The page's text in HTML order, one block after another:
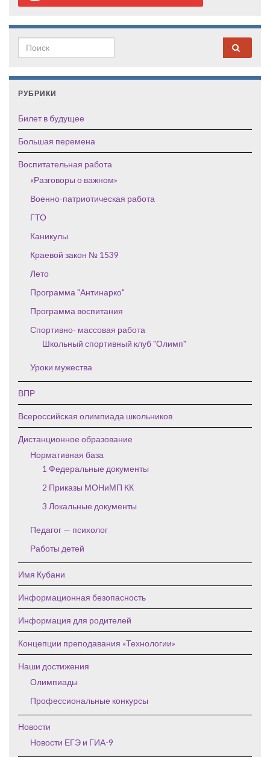
Search for:
РУБРИКИ
Билет в будущее
Большая перемена
Воспитательная работа
«Разговоры о важном»
Военно-патриотическая работа
ГТО
Каникулы
Краевой закон № 1539
Лето
Программа "Антинарко"
Программа воспитания
Спортивно- массовая работа
Школьный спортивный клуб "Олимп"
Уроки мужества
ВПР
Всероссийская олимпиада школьников
Дистанционное образование
Нормативная база
1 Федеральные документы
2 Приказы МОНиМП КК
3 Локальные документы
Педагог — психолог
Работы детей
Имя Кубани
Информационная безопасность
Информация для родителей
Концепции преподавания «Технологии»
Наши достижения
Олимпиады
Профессиональные конкурсы
Новости
Новости ЕГЭ и ГИА-9